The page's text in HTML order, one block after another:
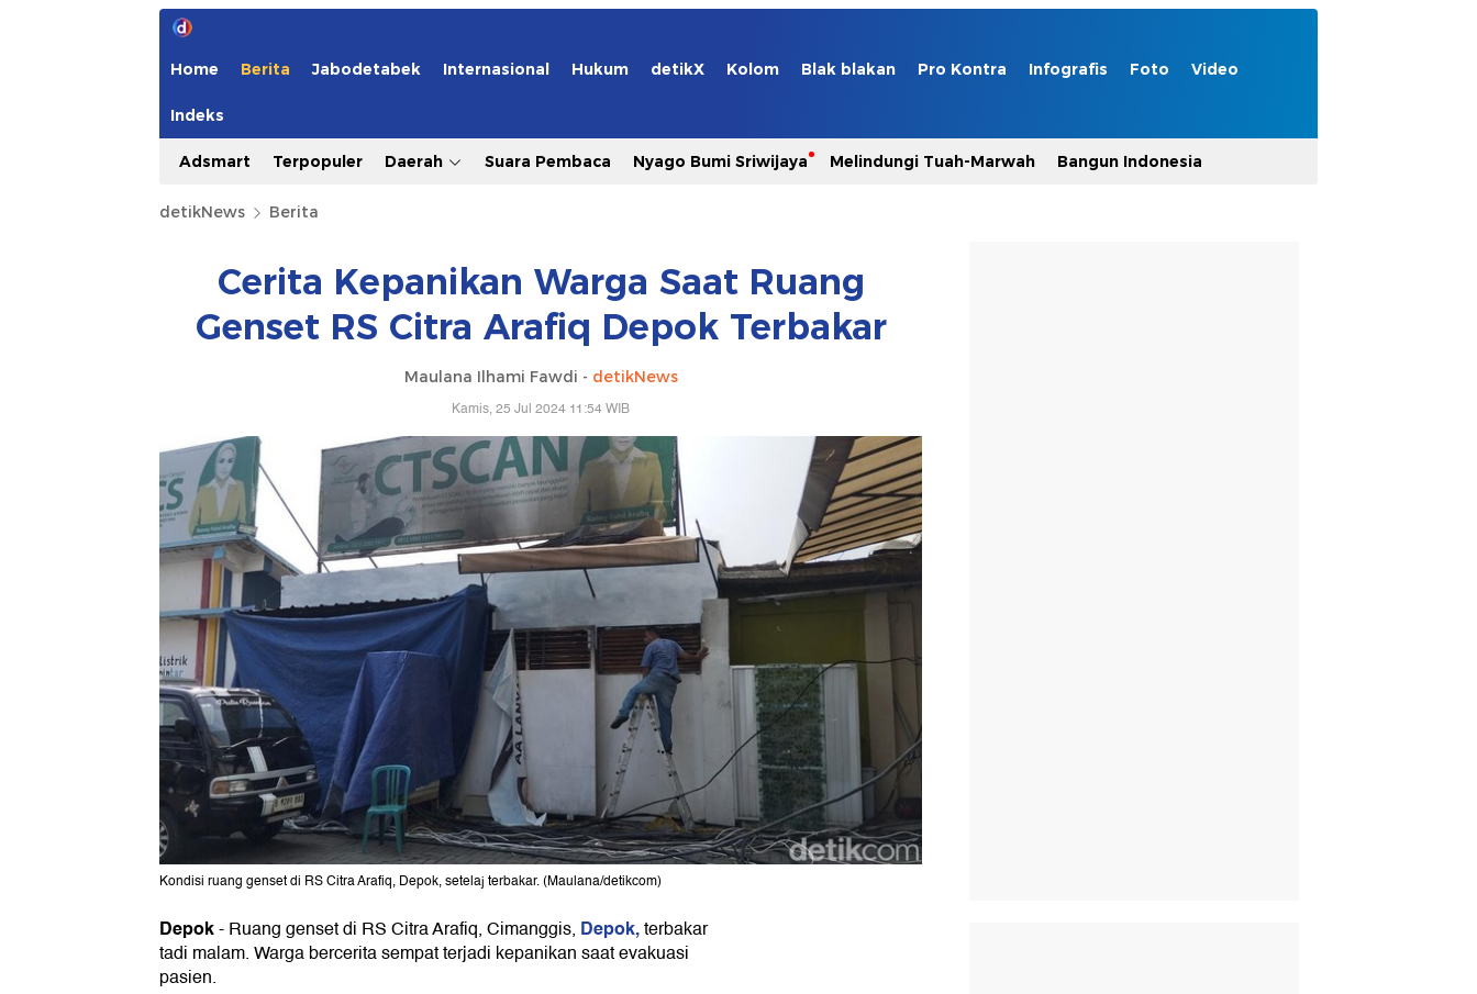
Home Berita Jabodetabek Internasional Hukum detikX Kolom Blak blakan Pro Kontra Infografis Foto Video
Indeks
Adsmart Terpopuler Daerah Suara Pembaca Nyago Bumi Sriwijaya Melindungi Tuah-Marwah Bangun Indonesia
detikNews Berita
Cerita Kepanikan Warga Saat Ruang
Genset RS Citra Arafiq Depok Terbakar
Maulana Ilhami Fawdi - detikNews
Kamis, 25 Jul 2024 11:54 WIB
Kondisi ruang genset di RS Citra Arafiq, Depok, setelaj terbakar. (Maulana/detikcom)
Depok-Ruang genset di RS Citra Arafiq, Cimanggis, Depok,terbakar
tadi malam. Warga bercerita sempat terjadi kepanikan saat evakuasi
pasien.